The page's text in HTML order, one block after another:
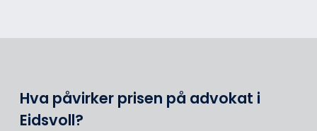
Hva påvirker prisen på advokat i
Eidsvoll?